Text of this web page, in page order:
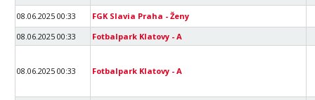
08.06.2025 00:33
FGK Slavia Praha - Ženy
08.06.2025 00:33
Fotbalpark Klatovy - A
08.06.2025 00:33 Fotbalpark Klatovy - A